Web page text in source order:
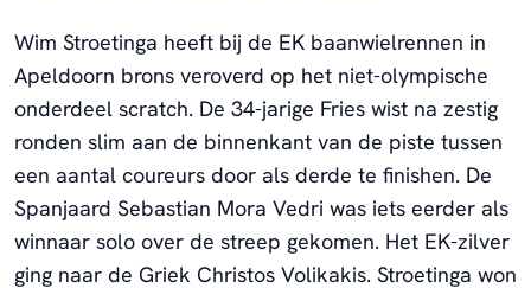
Wim Stroetinga heeft bij de EK baanwielrennen in
Apeldoorn brons veroverd op het niet-olympische
onderdeel scratch. De 34-jarige Fries wist na zestig
ronden slim aan de binnenkant van de piste tussen
een aantal coureurs door als derde te finishen. De
Spanjaard Sebastian Mora Vedri was iets eerder als
winnaar solo over de streep gekomen. Het EK-zilver
ging naar de Griek Christos Volikakis. Stroetinga won